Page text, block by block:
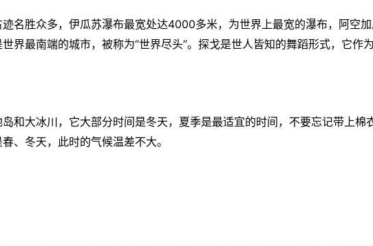
名胜众多， 伊瓜苏瀑布最宽处达4000多米，为世界上最宽的瀑布，阿空
界最南端的城市，被称为“世界尽头”。探戈是世人皆知的舞蹈形式，它作为
岛和大冰川，它大部分时间是冬天，夏季是最适宜的时间，不要忘记带上棉衣
、冬天，此时的气候温差不大。